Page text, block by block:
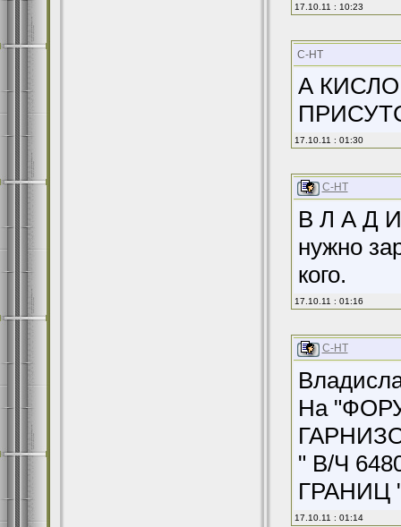
17.10.11 : 10:23
С-НТ
А
17.10.11 : 01:30
С-НТ
В Л А Д И
нужно
кого.
17.10.11 : 01:16
С-НТ
На
" В/Ч
ГРАНИЦ
17.10.11 : 01:14